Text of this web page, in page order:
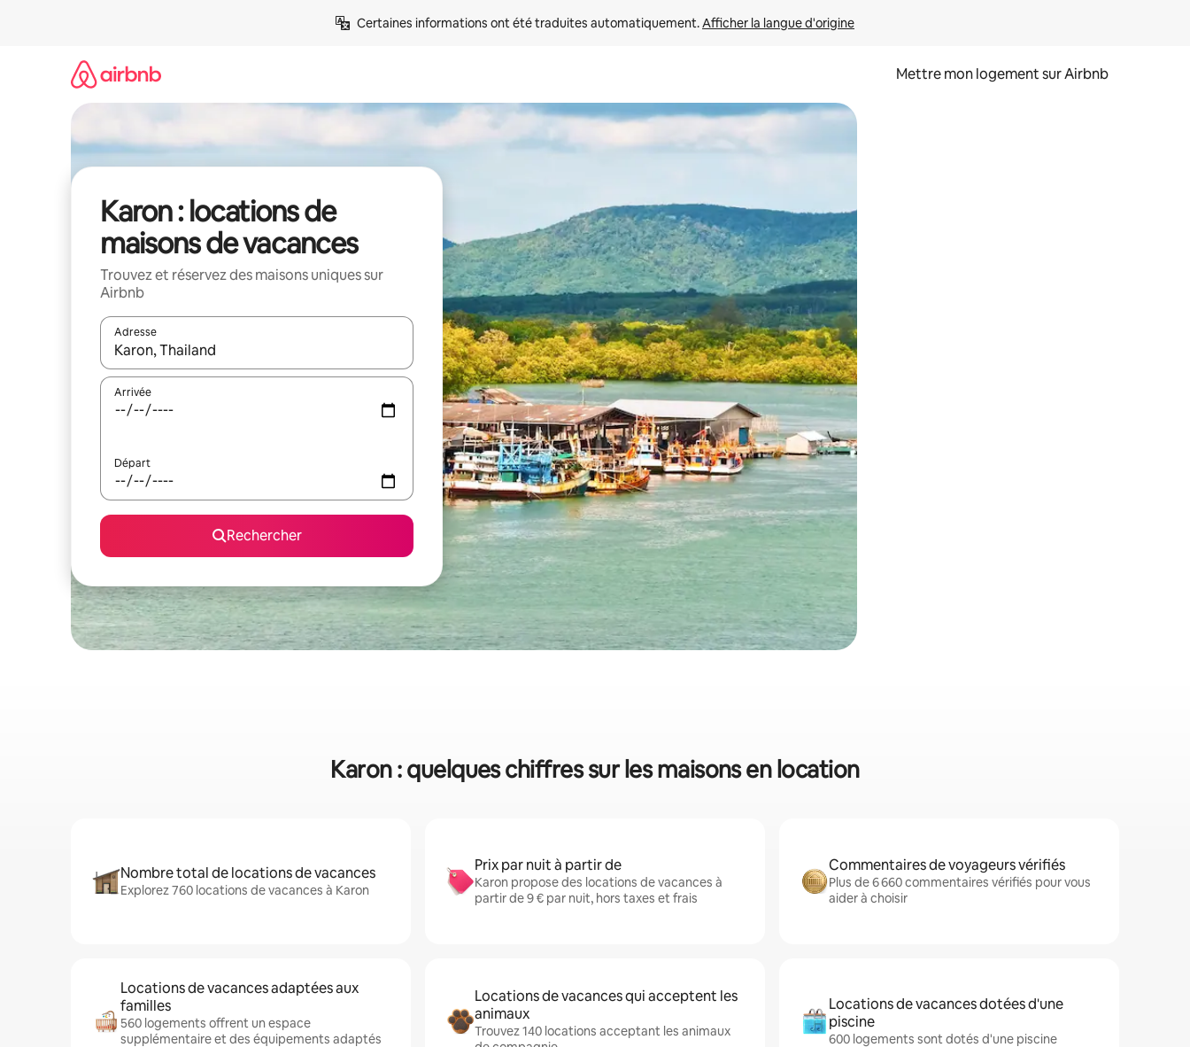
Certaines informations ont été traduites automatiquement. Afficher la langue d'origine
Mettre mon logement sur Airbnb
Karon : locations de
maisons de vacances
Trouvez et réservez des maisons uniques sur
Airbnb
Adresse
Lorsque les résultats s'affichent, utilisez les flèches vers le haut et vers le bas pour les parcourir ou en appuyant et en faisant glisser.
Arrivée
Départ
Rechercher
Karon : quelques chiffres sur les maisons en location
Nombre total de locations de vacances
Explorez 760 locations de vacances à Karon
Prix par nuit à partir de
Karon propose des locations de vacances à
partir de 9 € par nuit, hors taxes et frais
Commentaires de voyageurs vérifiés
Plus de 6 660 commentaires vérifiés pour vous
aider à choisir
Locations de vacances adaptées aux
familles
560 logements offrent un espace
supplémentaire et des équipements adaptés
Locations de vacances qui acceptent les
animaux
Trouvez 140 locations acceptant les animaux
Locations de vacances dotées d'une
piscine
600 logements sont dotés d'une piscine